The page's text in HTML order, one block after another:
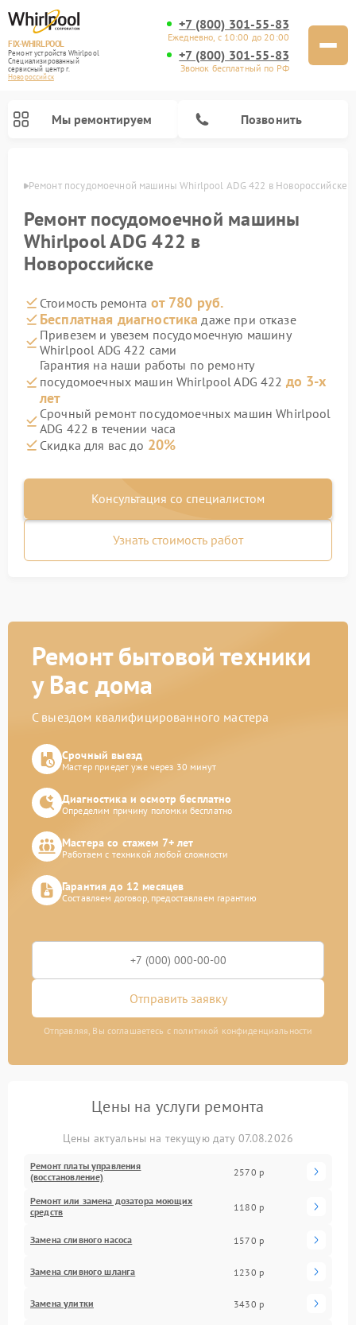
FIX-WHIRLPOOL
Ремонт устройств Whirlpool
Специализированный
cервисный центр г.
Новороссийск
+7 (800) 301-55-83
Ежедневно, с 10:00 до 20:00
+7 (800) 301-55-83
Звонок бесплатный по РФ
Мы ремонтируем Позвонить
Ремонт посудомоечной машины Whirlpool ADG 422 в Новороссийске
Ремонт посудомоечной машины
Whirlpool ADG 422 в
Новороссийске
Стоимость ремонта от 780 руб.
Бесплатная диагностика даже при отказе
Привезем и увезем посудомоечную машину
Whirlpool ADG 422 сами
Гарантия на наши работы по ремонту
посудомоечных машин Whirlpool ADG 422 до 3-х
лет
Срочный ремонт посудомоечных машин Whirlpool
ADG 422 в течении часа
Скидка для вас до 20%
Консультация со специалистом
Узнать стоимость работ
Ремонт бытовой техники
у Вас дома
С выездом квалифицированного мастера
Срочный выезд
Мастер приедет уже через 30 минут
Диагностика и осмотр бесплатно
Определим причину поломки бесплатно
Мастера со стажем 7+ лет
Работаем с техникой любой сложности
Гарантия до 12 месяцев
Составляем договор, предоставляем гарантию
Отправить заявку
Отправляя, Вы соглашаетесь с политикой конфиденциальности
Цены на услуги ремонта
Цены актуальны на текущую дату 07.08.2026
Ремонт платы управления
(восстановление)
2570 р
Ремонт или замена дозатора моющих
средств
1180 р
Замена сливного насоса 1570 р
Замена сливного шланга 1230 р
Замена улитки 3430 р